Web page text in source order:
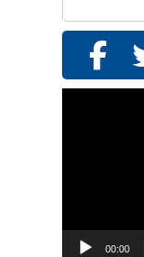
00:00